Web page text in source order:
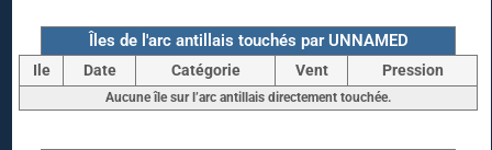
Îles de l'arc antillais touchés par UNNAMED
Ile Date Catégorie Vent Pression
Aucune île sur l’arc antillais directement touchée.